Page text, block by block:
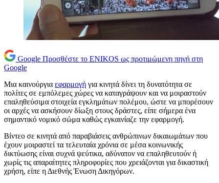
Google Προσθέστε το ENIKOS ως προτιμώμενη πηγή στη
Google
Μια καινούργια εφαρμογή για κινητά δίνει τη δυνατότητα σε
πολίτες σε εμπόλεμες χώρες να καταγράψουν και να μοιραστούν
επαληθεύσιμα στοιχεία εγκλημάτων πολέμου, ώστε να μπορέσουν
οι αρχές να ασκήσουν δίωξη στους δράστες, είπε σήμερα ένα
σημαντικό νομικό σώμα καθώς εγκαινίαζε την εφαρμογή.
Βίντεο σε κινητά από παραβιάσεις ανθρώπινων δικαιωμάτων που
έχουν μοιραστεί τα τελευταία χρόνια σε μέσα κοινωνικής
δικτύωσης είναι συχνά ψεύτικα, αδύνατον να επαληθευτούν ή
χωρίς τις απαραίτητες πληροφορίες που χρειάζονται για δικαστική
χρήση, είπε η Διεθνής Ένωση Δικηγόρων.